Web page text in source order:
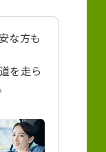
な方も
を走ら